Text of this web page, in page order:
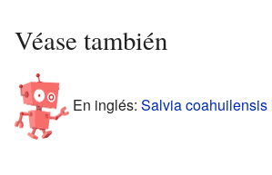
Véase también
En inglés: Salvia coahuilensis